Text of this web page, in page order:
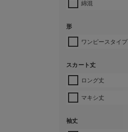
綿混
形
ワンピースタイプ
スカート丈
ロング丈
マキシ丈
袖丈